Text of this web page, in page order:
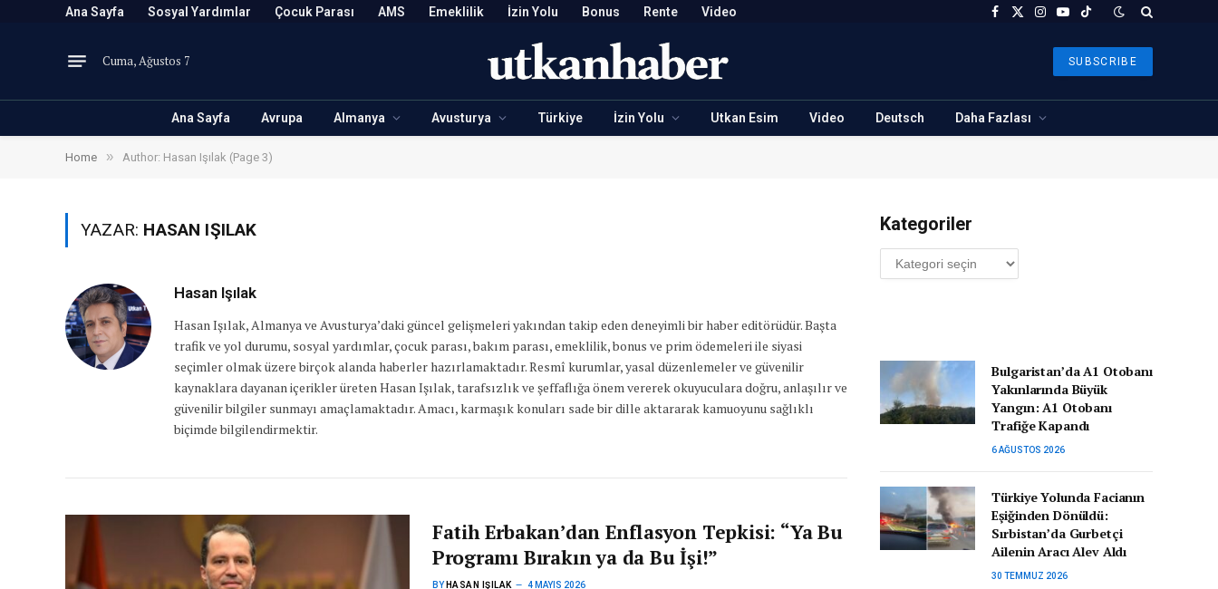
Ana Sayfa Sosyal Yardımlar Çocuk Parası AMS Emeklilik İzin Yolu Bonus Rente Video Facebook
X
Instagram
YouTubeTikTok
Cuma, Ağustos 7 SUBSCRIBE
Ana Sayfa Avrupa Almanya Avusturya Türkiye İzin Yolu Utkan Esim Video Deutsch Daha Fazlası
Home » Author: Hasan Işılak (Page 3)
YAZAR: HASAN IŞILAK
Hasan Işılak
Hasan Işılak, Almanya ve Avusturya’daki güncel gelişmeleri yakından takip eden deneyimli bir haber editörüdür. Başta
trafik ve yol durumu, sosyal yardımlar, çocuk parası, bakım parası, emeklilik, bonus ve prim ödemeleri ile siyasi
seçimler olmak üzere birçok alanda haberler hazırlamaktadır. Resmî kurumlar, yasal düzenlemeler ve güvenilir
kaynaklara dayanan içerikler üreten Hasan Işılak, tarafsızlık ve şeffaflığa önem vererek okuyuculara doğru, anlaşılır ve
güvenilir bilgiler sunmayı amaçlamaktadır. Amacı, karmaşık konuları sade bir dille aktararak kamuoyunu sağlıklı
biçimde bilgilendirmektir.
Fatih Erbakan’dan Enflasyon Tepkisi: “Ya Bu
Programı Bırakın ya da Bu İşi!”
BY HASAN IŞILAK 4 MAYIS 2026
Kategoriler
Kategoriler
Bulgaristan’da A1 Otobanı
Yakınlarında Büyük
Yangın: A1 Otobanı
Trafiğe Kapandı
6 AĞUSTOS 2026
Türkiye Yolunda Facianın
Eşiğinden Dönüldü:
Sırbistan’da Gurbetçi
Ailenin Aracı Alev Aldı
30 TEMMUZ 2026